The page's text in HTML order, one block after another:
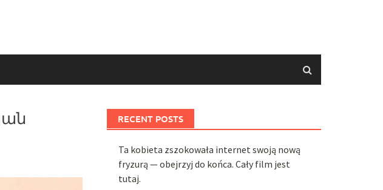
RECENT POSTS
Ta kobieta zszokowała internet swoją nową
fryzurą — obejrzyj do końca. Cały film jest
tutaj.